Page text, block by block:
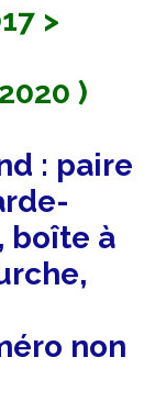
>
)
: paire
boîte à
non